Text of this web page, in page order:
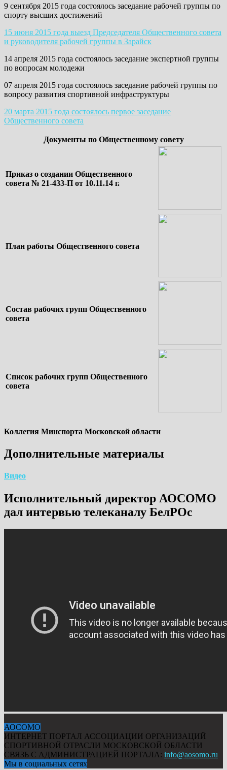
9 сентября 2015 года состоялось заседание рабочей группы по
спорту высших достижений
15 июня 2015 года выезд Председателя Общественного совета
и руководителя рабочей группы в Зарайск
14 апреля 2015 года состоялось заседание экспертной группы
по вопросам молодежи
07 апреля 2015 года состоялось заседание рабочей группы по
вопросу развития спортивной инфраструктуры
20 марта 2015 года состоялось первое заседание
Общественного совета
Документы по Общественному совету
Приказ о создании Общественного
совета № 21-433-П от 10.11.14 г.
План работы Общественного совета
Состав рабочих групп Общественного
совета
Список рабочих групп Общественного
совета
Коллегия Минспорта Московской области
Дополнительные материалы
Видео
Исполнительный директор АОСОМО
дал интервью телеканалу БелРОс
АОСОМО
ИНТЕРНЕТ ПОРТАЛ АССОЦИАЦИИ ОРГАНИЗАЦИЙ
СПОРТИВНОЙ ОТРАСЛИ МОСКОВСКОЙ ОБЛАСТИ
СВЯЗЬ С АДМИНИСТРАЦИЕЙ ПОРТАЛА: info@aosomo.ru
Мы в социальных сетях